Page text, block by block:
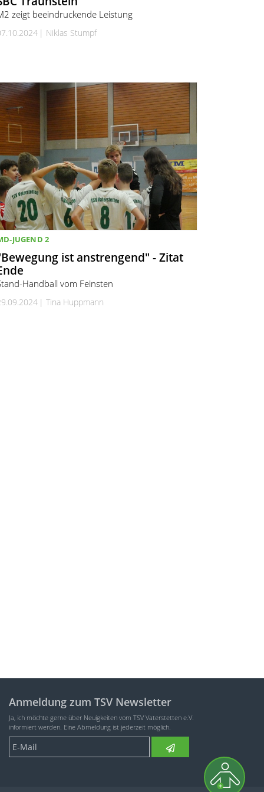
zeigt beeindruckende Leistung
Niklas Stumpf
JUGEND 2
ist anstrengend" - Zitat
Handball vom Feinsten
Tina Huppmann
Anmeldung zum TSV Newsletter
Ja, ich möchte gerne über Neuigkeiten vom TSV Vaterstetten e.V.
informiert werden. Eine Abmeldung ist jederzeit möglich.